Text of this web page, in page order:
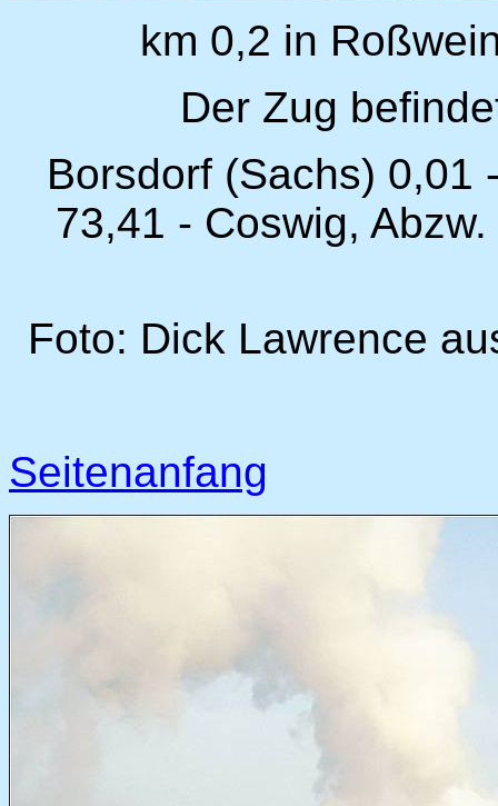
km 0,2 in
Der Zug
Borsdorf (Sachs) 0,01
73,41 - Coswig,
Foto: Dick Lawrence
Seitenanfang